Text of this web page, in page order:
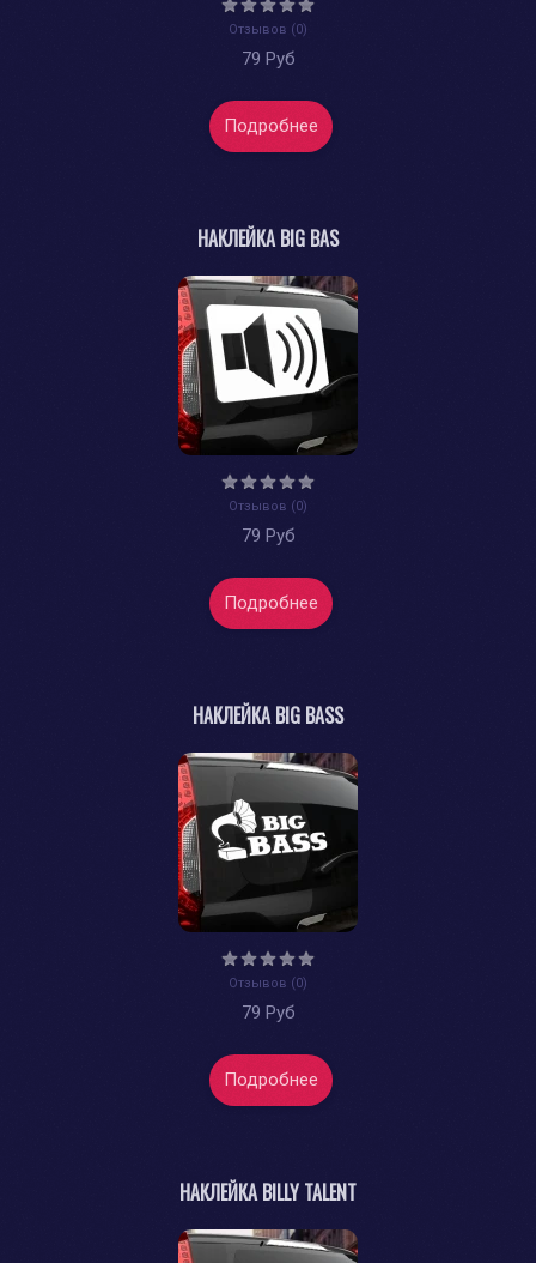
Отзывов (0)
79 Руб
Подробнее
НАКЛЕЙКА BIG BAS
Отзывов (0)
79 Руб
Подробнее
НАКЛЕЙКА BIG BASS
Отзывов (0)
79 Руб
Подробнее
НАКЛЕЙКА BILLY TALENT